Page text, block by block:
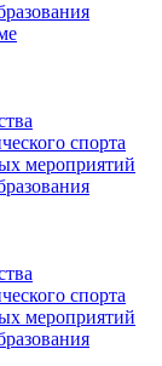
спорта
мероприятий
спорта
мероприятий